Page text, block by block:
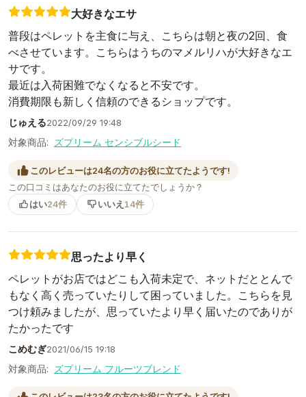
大好きなエサ
普段はペレットを主食に与え、こちらは朝と夜の2回、食
べさせています。こちらはうちのマメルリハが大好きなエ
サです。
最近は入荷困難でなくなると不安です。
消費期限も新しく信頼のできるショップです。
じゅえる2022/09/29 19:48
対象商品: ズプリーム センシブルシード
このレビューは24名の方のお役に立てたようです!
この口コミはあなたのお役に立てたでしょうか？
はい24件 いいえ 14件
思ったより早く
ペレットがお店ではどこも入荷未定で、ネットだととんで
もなく高く売っていたりして困っていました。こちらを見
つけ頼みましたが、思っていたより早く届いたのでありが
たかったです
こめむぎ2021/06/15 19:18
対象商品: ズプリーム フルーツブレンド